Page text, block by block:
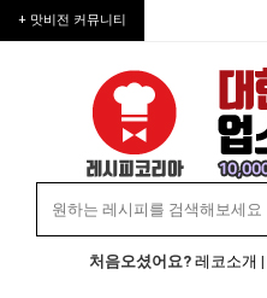
+ 맛비전 커뮤니티
처음오셨어요? 레코소개 |